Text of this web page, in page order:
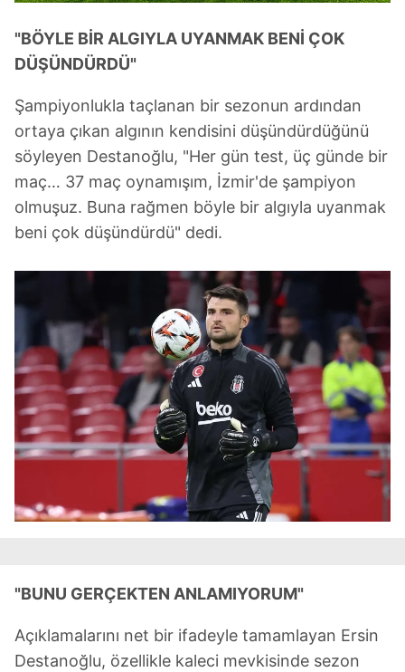
sınırlı olarak açık rızanız dahilinde kullanılacaktır.
Çerezlere ilişkin tercihlerinizi aşağıda yer alan panel
vasıtasıyla belirleyebilirsiniz. Çerezlere ilişkin detaylı bilgi
için Ayarlar butonuna tıklayabilir,
Çerez Bilgilendirme
Metnimizi
ziyaret edebilirsiniz.
6698 sayılı Kişisel Verilerin Korunması Kanunu uyarınca
hazırlanmış Aydınlatma Metnimizi okumak ve sitemizde
ilgili mevzuata uygun olarak kullanılan çerezlerle ilgili bilgi
"BÖYLE BİR ALGIYLA UYANMAK BENİ ÇOK
DÜŞÜNDÜRDÜ"
Şampiyonlukla taçlanan bir sezonun ardından
ortaya çıkan algının kendisini düşündürdüğünü
söyleyen Destanoğlu, "Her gün test, üç günde bir
maç… 37 maç oynamışım, İzmir'de şampiyon
olmuşuz. Buna rağmen böyle bir algıyla uyanmak
beni çok düşündürdü" dedi.
"BUNU GERÇEKTEN ANLAMIYORUM"
Açıklamalarını net bir ifadeyle tamamlayan Ersin
Destanoğlu, özellikle kaleci mevkisinde sezon